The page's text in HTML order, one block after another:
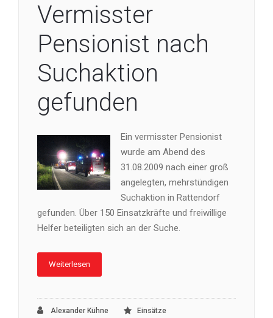
Vermisster
Pensionist nach
Suchaktion
gefunden
Ein vermisster Pensionist
wurde am Abend des
31.08.2009 nach einer groß
angelegten, mehrstündigen
Suchaktion in Rattendorf
gefunden. Über 150 Einsatzkräfte und freiwillige
Helfer beteiligten sich an der Suche.
Weiterlesen
Alexander Kühne Einsätze